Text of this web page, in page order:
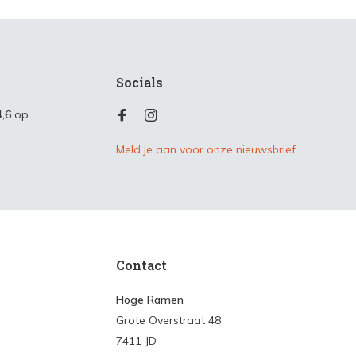
op
Socials
Meld je aan voor onze nieuwsbrief
Contact
Hoge Ramen
Grote Overstraat 48
7411 JD